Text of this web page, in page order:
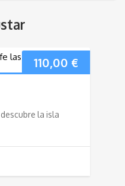
110,00 €
la isla